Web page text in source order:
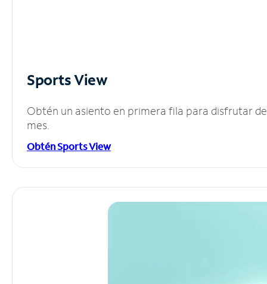
Sports View
Obtén un asiento en primera fila para disfrutar
mes.
Obtén Sports View